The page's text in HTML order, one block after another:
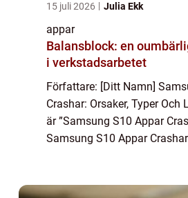
15 juli 2026 Julia Ekk
appar
Balansblock: en
i verkstadsarbetet
Författare: [Ditt Namn]
Crashar: Orsaker, Typer Och
är ”Samsung S10 Appar
Samsung S10 Appar